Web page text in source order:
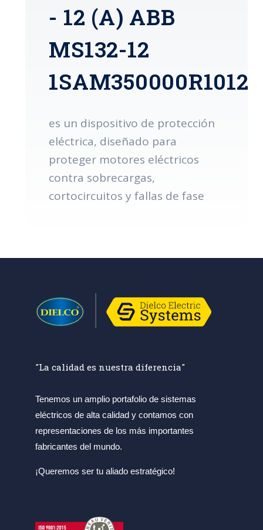
- 12 (A) ABB
MS132-12
1SAM350000R1012
es un dispositivo de protección
eléctrica, diseñado para
proteger motores eléctricos
contra sobrecargas,
cortocircuitos y fallas de fase
"La calidad es nuestra diferencia"
Tenemos un amplio portafolio de sistemas
eléctricos de alta calidad y contamos con
representaciones de los más importantes
fabricantes del mundo.
¡Queremos ser tu aliado estratégico!